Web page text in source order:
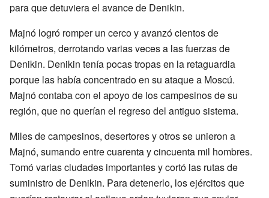
para que detuviera el avance de Denikin.
Majnó logró romper un cerco y avanzó cientos de
kilómetros, derrotando varias veces a las fuerzas de
Denikin. Denikin tenía pocas tropas en la retaguardia
porque las había concentrado en su ataque a Moscú.
Majnó contaba con el apoyo de los campesinos de su
región, que no querían el regreso del antiguo sistema.
Miles de campesinos, desertores y otros se unieron a
Majnó, sumando entre cuarenta y cincuenta mil hombres.
Tomó varias ciudades importantes y cortó las rutas de
suministro de Denikin. Para detenerlo, los ejércitos que